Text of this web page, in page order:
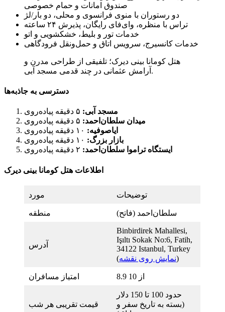
صندوق امانات و حمام خصوصی
دو رستوران با منوی فرانسوی و محلی، دو بار/لژ
تراس با منظره، وای‌فای رایگان، پذیرش ۲۴ ساعته
خدمات تور و بلیط، خشکشویی و اتو
خدمات کانسیرج، سرویس اتاق و حمل‌ونقل فرودگاهی
هتل کومانا بینی دیرک؛ تلفیقی از طراحی مدرن و
آرامش عثمانی در چند قدمی مسجد آبی.
دسترسی به جاذبه‌ها
مسجد آبی: ۵ دقیقه پیاده‌روی
میدان سلطان‌احمد: ۵ دقیقه پیاده‌روی
ایاصوفیه:
بازار بزرگ:
ایستگاه تراموا سلطان‌احمد:
اطلاعات هتل کومانا بینی دیرک
مورد توضیحات
منطقه سلطان‌احمد (فاتح)
آدرس
Binbirdirek Mahallesi,
Işıltı Sokak No:6, Fatih,
34122 Istanbul, Turkey
(نمایش روی نقشه)
امتیاز مسافران 8.9 از 10
قیمت تقریبی هر شب
حدود 100 تا 150 دلار
(بسته به تاریخ سفر و